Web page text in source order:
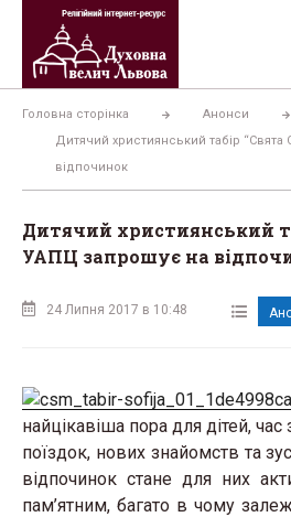
Перейти
вмісту
Головна сторінка
Анонси
Дитячий християнський табір
відпочинок
Дитячий християнський
УАПЦ запрошує на
24 Липня 2017 в 10:48
найцікавіша пора для дітей,
поїздок, нових знайомств та
відпочинок стане для них
пам’ятним, багато в чому